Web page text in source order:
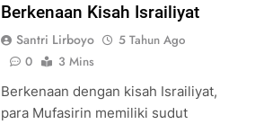
Berkenaan Kisah Israiliyat
Santri Lirboyo
5 Tahun Ago
0
3 Mins
Berkenaan dengan kisah Israiliyat,
para Mufasirin memiliki sudut